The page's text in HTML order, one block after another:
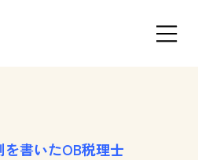
書いたOB税理士